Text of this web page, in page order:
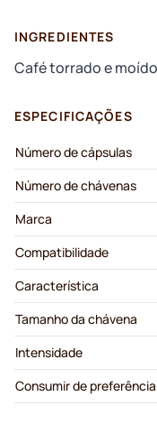
INGREDIENTES
Café torrado e moído
ESPECIFICAÇÕES
Número de cápsulas
Número de chávenas
Marca
Compatibilidade
Característica
Tamanho da chávena
Intensidade
Consumir de